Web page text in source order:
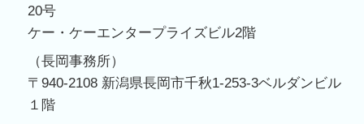
20号
ケー・ケーエンタープライズビル2階
（長岡事務所）
〒940-2108 新潟県長岡市千秋1-253-3ベルダンビル
１階